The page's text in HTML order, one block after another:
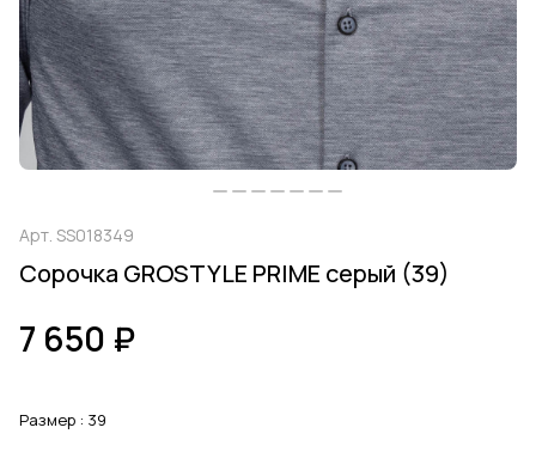
Арт. SS018349
Сорочка GROSTYLE PRIME серый (39)
7 650 ₽
Размер : 39